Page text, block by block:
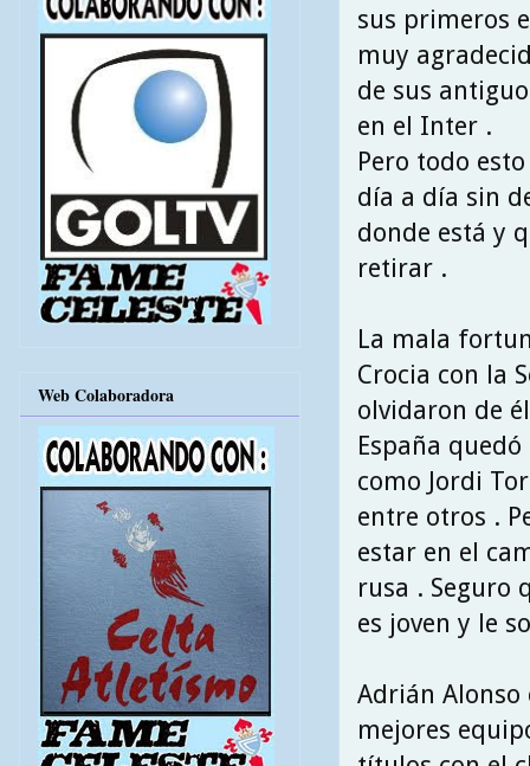
sus primeros
muy
de sus
en el Inter .
Pero todo
día a día sin
donde está y
retirar .
La mala
Crocia con la
olvidaron de
España
como Jordi
entre otros .
estar en el
rusa . Seguro
es joven y le
Adrián
mejores
Web Colaboradora